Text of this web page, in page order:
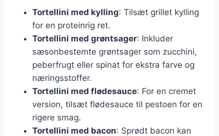
Tortellini med kylling: Tilsæt grillet kylling
for en proteinrig ret.
Tortellini med grøntsager: Inkluder
sæsonbestemte grøntsager som zucchini,
peberfrugt eller spinat for ekstra farve og
næringsstoffer.
Tortellini med flødesauce: For en cremet
version, tilsæt flødesauce til pestoen for en
rigere smag.
Tortellini med bacon: Sprødt bacon kan